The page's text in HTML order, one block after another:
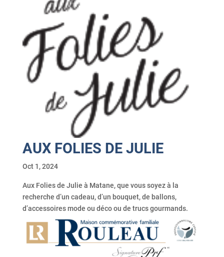
AUX FOLIES DE JULIE
Oct 1, 2024
Aux Folies de Julie à Matane, que vous soyez à la
recherche d’un cadeau, d’un bouquet, de ballons,
d’accessoires mode ou déco ou de trucs gourmands.